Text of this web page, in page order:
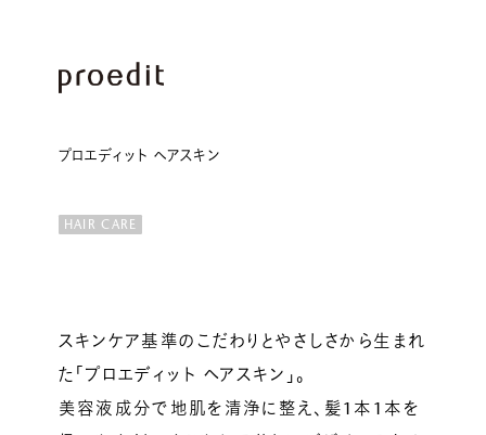
ヘアコラム
プロエディット ヘアスキン
HAIR CARE
スキンケア基準のこだわりとやさしさから生まれ
た「プロエディット ヘアスキン」。
美容液成分で地肌を清浄に整え、髪1本1本を